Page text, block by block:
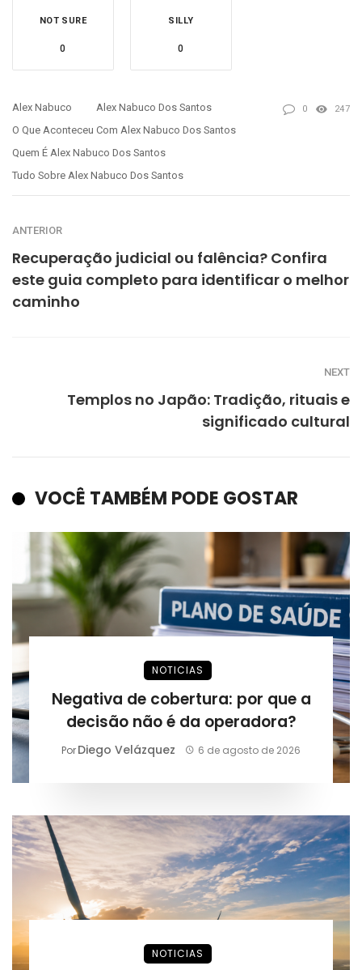
NOT SURE
0
SILLY
0
Alex Nabuco
Alex Nabuco Dos Santos
O Que Aconteceu Com Alex Nabuco Dos Santos
Quem É Alex Nabuco Dos Santos
Tudo Sobre Alex Nabuco Dos Santos
0 247
ANTERIOR
Recuperação judicial ou falência? Confira
este guia completo para identificar o melhor
caminho
NEXT
Templos no Japão: Tradição, rituais e
significado cultural
VOCÊ TAMBÉM PODE GOSTAR
NOTICIAS
Negativa de cobertura: por que a
decisão não é da operadora?
PorDiego Velázquez 6 de agosto de 2026
NOTICIAS